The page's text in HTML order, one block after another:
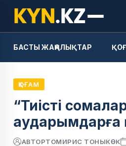
БАСТЫ ЖАҢАЛЫҚТАР
ҚОҒАМ
“Тиісті
аударымдарға
АВТОРТОМИРИС ТОНЫКӨК